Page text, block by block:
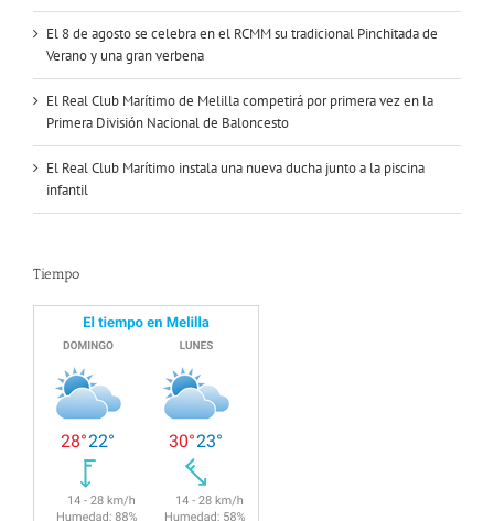
El 8 de agosto se celebra en el RCMM su tradicional Pinchitada de
Verano y una gran verbena
El Real Club Marítimo de Melilla competirá por primera vez en la
Primera División Nacional de Baloncesto
El Real Club Marítimo instala una nueva ducha junto a la piscina
infantil
Tiempo